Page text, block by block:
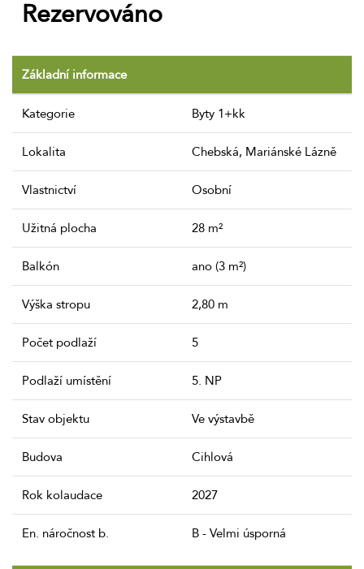
Rezervováno
Základní informace
Kategorie Byty 1+kk
Lokalita Chebská, Mariánské Lázně
Vlastnictví Osobní
Užitná plocha 28 m²
Balkón ano (3 m²)
Výška stropu 2,80 m
Počet podlaží 5
Podlaží umístění 5. NP
Stav objektu Ve výstavbě
Budova Cihlová
Rok kolaudace 2027
En. náročnost b. B - Velmi úsporná